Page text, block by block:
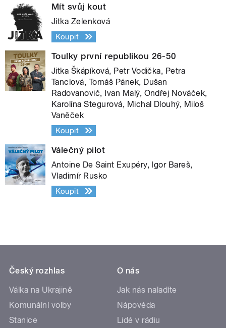
Mít svůj kout
Jitka Zelenková
Koupit
Toulky první republikou 26-50
Jitka Škápíková, Petr Vodička, Petra
Tanclová, Tomáš Pánek, Dušan
Radovanovič, Ivan Malý, Ondřej Nováček,
Karolína Stegurová, Michal Dlouhý, Miloš
Vaněček
Koupit
Válečný pilot
Antoine De Saint Exupéry, Igor Bareš,
Vladimír Rusko
Koupit
Český rozhlas
Válka na Ukrajině
Komunální volby
Stanice
O nás
Jak nás naladíte
Nápověda
Lidé v rádiu